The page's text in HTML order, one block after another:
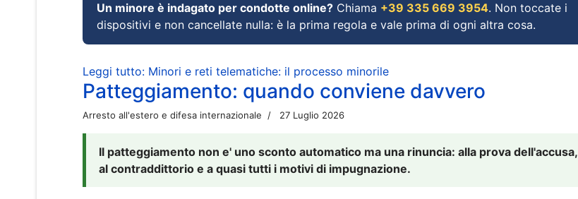
Un minore è indagato per condotte online? Chiama +39 335 669 3954. Non toccate i
dispositivi e non cancellate nulla: è la prima regola e vale prima di ogni altra cosa.
Leggi tutto: Minori e reti telematiche: il processo minorile
Patteggiamento: quando conviene davvero
Arresto all'estero e difesa internazionale 27 Luglio 2026
Il patteggiamento non e' uno sconto automatico ma una rinuncia: alla prova dell'accusa,
al contraddittorio e a quasi tutti i motivi di impugnazione.